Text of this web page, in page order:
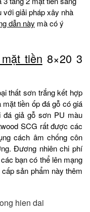
với giải pháp xây nhà
dẫn này mà có ý
tiền 8×20 3
thất sơn trắng kết hợp
tiền ốp đá gỗ có giá
đá giả gỗ sơn PU màu
SCG rất được các
cách âm chống côn
Đương nhiên chi phí
bạn có thể lên mạng
sản phẩm này thêm